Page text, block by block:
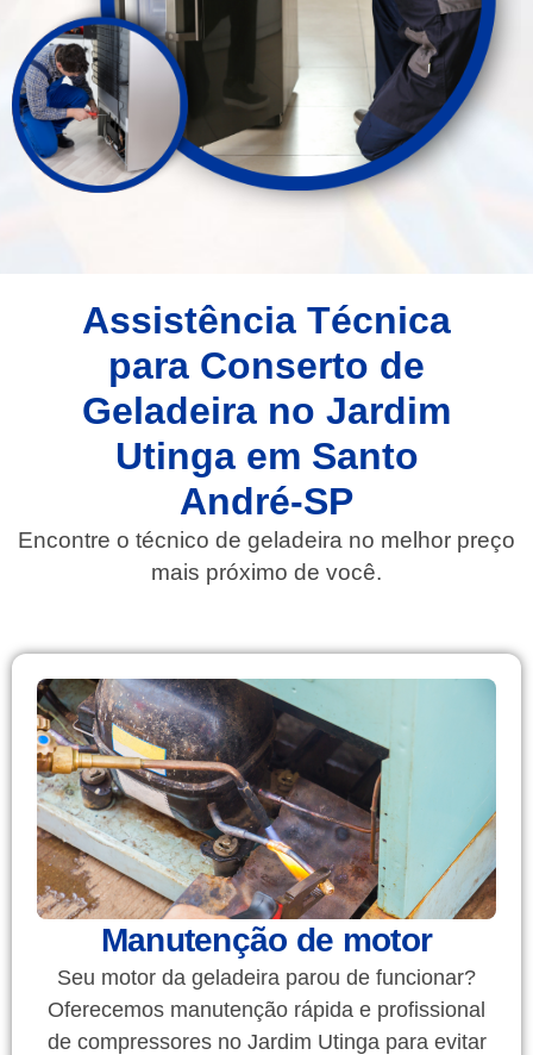
Assistência Técnica
para Conserto de
Geladeira no Jardim
Utinga em Santo
André-SP
Encontre o técnico de geladeira no melhor preço
mais próximo de você.
Manutenção de motor
Seu motor da geladeira parou de funcionar?
Oferecemos manutenção rápida e profissional
de compressores no Jardim Utinga para evitar